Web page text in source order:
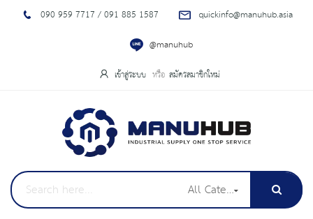
090 959 7717 / 091 885 1587
quickinfo@manuhub.asia
@manuhub
เข้าสู่ระบบ สมัครสมาชิกใหม่
All Categories